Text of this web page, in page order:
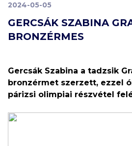
2024-05-05
GERCSÁK SZABINA
BRONZÉRMES
Gercsák Szabina a tadzsik
bronzérmet szerzett, ezzel
párizsi olimpiai részvétel